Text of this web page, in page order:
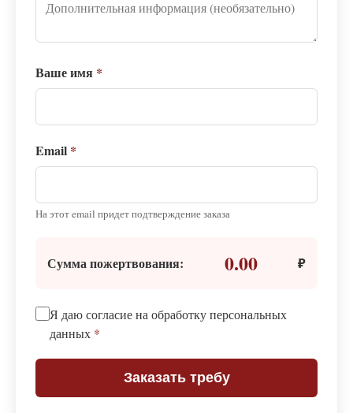
Ваше имя *
Email *
На этот email придет подтверждение заказа
Сумма пожертвования: 0.00 ₽
Я даю согласие на обработку персональных
данных *
Заказать требу